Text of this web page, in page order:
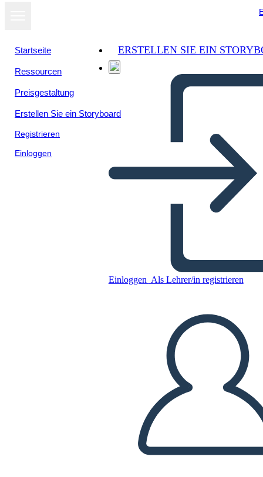
Startseite
Ressourcen
Preisgestaltung
Erstellen Sie ein Storyboard
Registrieren
Einloggen
ERSTELLEN SIE EIN
Einloggen Als Lehrer/in registrieren
Kopieren Sie dieses Storyboard
ERSTELLEN SIE EIN STORYBOARD
LIES MIR VOR